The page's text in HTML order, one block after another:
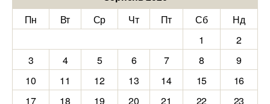
Пн
Вт Ср Чт Пт Сб
Нд
1
2
3
4 5 6 7 8
9
10
11 12 13 14 15
16
17
18 19 20 21 22 23